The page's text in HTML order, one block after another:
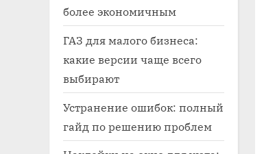
более экономичным
ГАЗ для малого бизнеса:
какие версии чаще всего
выбирают
Устранение ошибок: полный
гайд по решению проблем